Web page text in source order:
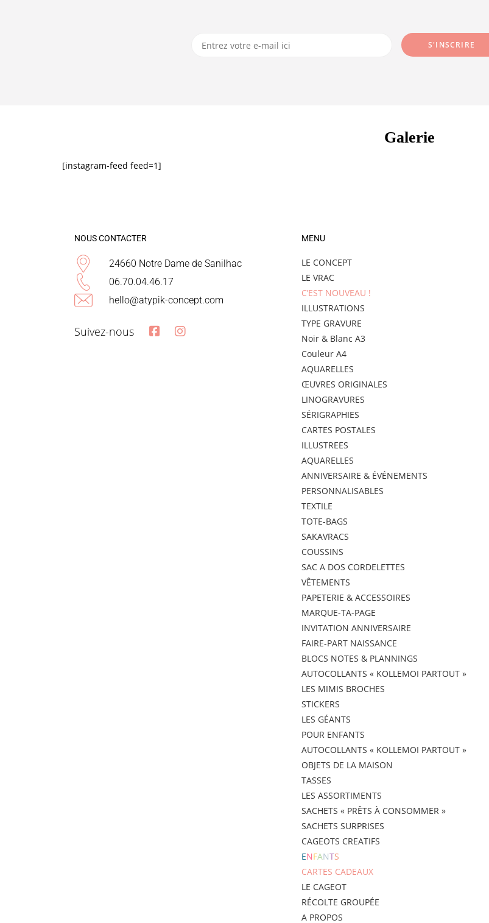
Galerie
[instagram-feed feed=1]
NOUS CONTACTER
24660 Notre Dame de Sanilhac
06.70.04.46.17
hello@atypik-concept.com
Suivez-nous
MENU
LE CONCEPT
LE VRAC
C’EST NOUVEAU !
ILLUSTRATIONS
TYPE GRAVURE
Noir & Blanc A3
Couleur A4
AQUARELLES
ŒUVRES ORIGINALES
LINOGRAVURES
SÉRIGRAPHIES
CARTES POSTALES
ILLUSTREES
AQUARELLES
ANNIVERSAIRE & ÉVÉNEMENTS
PERSONNALISABLES
TEXTILE
TOTE-BAGS
SAKAVRACS
COUSSINS
SAC A DOS CORDELETTES
VÊTEMENTS
PAPETERIE & ACCESSOIRES
MARQUE-TA-PAGE
INVITATION ANNIVERSAIRE
FAIRE-PART NAISSANCE
BLOCS NOTES & PLANNINGS
AUTOCOLLANTS « KOLLEMOI PARTOUT »
LES MIMIS BROCHES
STICKERS
LES GÉANTS
POUR ENFANTS
AUTOCOLLANTS « KOLLEMOI PARTOUT »
OBJETS DE LA MAISON
TASSES
LES ASSORTIMENTS
SACHETS « PRÊTS À CONSOMMER »
SACHETS SURPRISES
CAGEOTS CREATIFS
ENFANTS
CARTES CADEAUX
LE CAGEOT
RÉCOLTE GROUPÉE
A PROPOS